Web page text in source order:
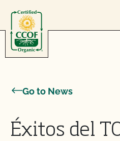
Go to News
Éxitos del